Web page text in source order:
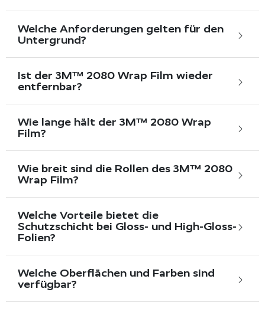
Welche Anforderungen gelten für den
Untergrund?
Ist der 3M™ 2080 Wrap Film wieder
entfernbar?
Wie lange hält der 3M™ 2080 Wrap
Film?
Wie breit sind die Rollen des 3M™ 2080
Wrap Film?
Welche Vorteile bietet die
Schutzschicht bei Gloss- und High-Gloss-
Folien?
Welche Oberflächen und Farben sind
verfügbar?